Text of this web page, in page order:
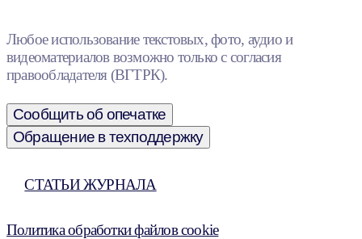
Любое использование текстовых, фото, аудио и
видеоматериалов возможно только с согласия
правообладателя (ВГТРК).
Сообщить об опечатке
Обращение в техподдержку
СТАТЬИ ЖУРНАЛА
Политика обработки файлов cookie